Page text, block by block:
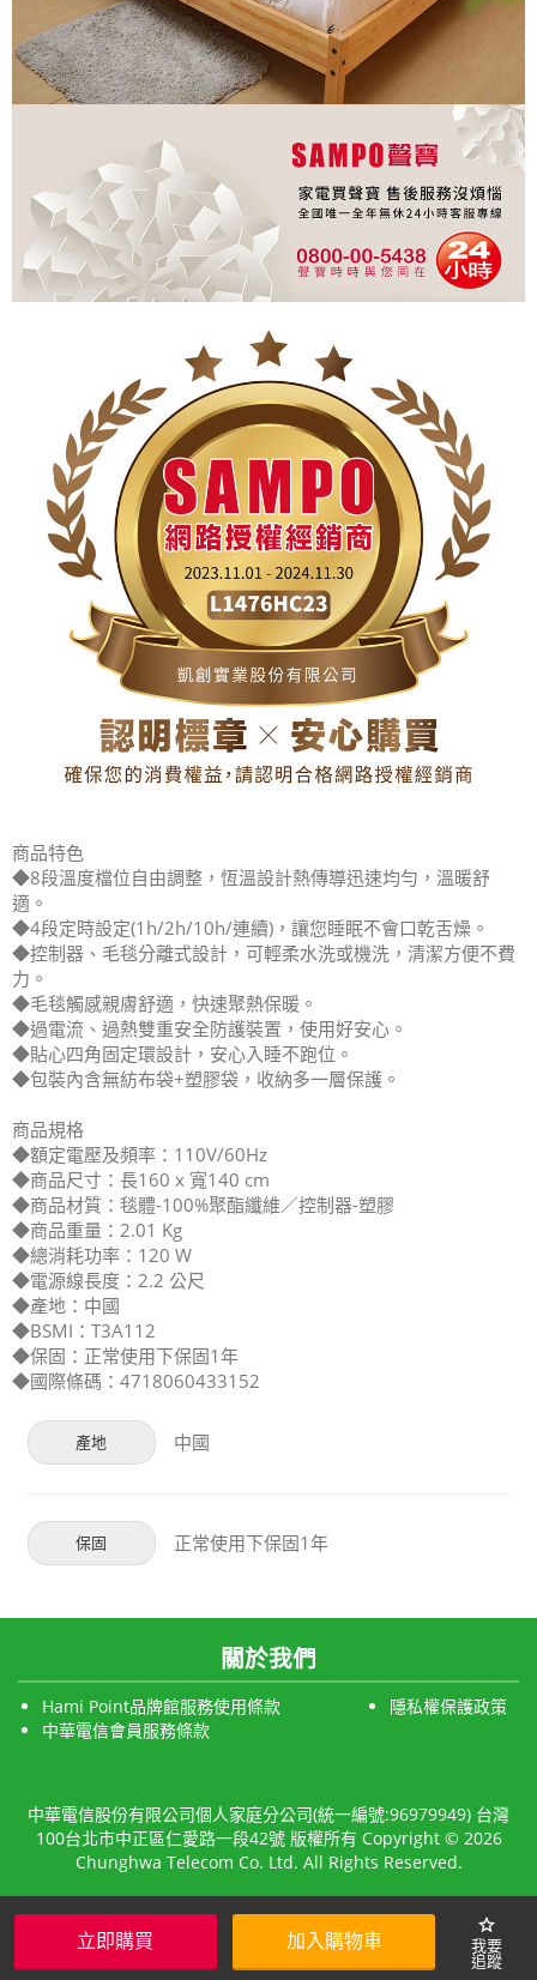
立即購買 加入購物車
star
商品特色
◆8段溫度檔位自由調整，恆溫設計熱傳導迅速均勻，溫暖舒
適。
◆4段定時設定(1h/2h/10h/連續)，讓您睡眠不會口乾舌燥。
◆控制器、毛毯分離式設計，可輕柔水洗或機洗，清潔方便不費
力。
◆毛毯觸感親膚舒適，快速聚熱保暖。
◆過電流、過熱雙重安全防護裝置，使用好安心。
◆貼心四角固定環設計，安心入睡不跑位。
◆包裝內含無紡布袋+塑膠袋，收納多一層保護。
商品規格
◆額定電壓及頻率：110V/60Hz
◆商品尺寸：長160 x 寬140 cm
◆商品材質：毯體-100%聚酯纖維／控制器-塑膠
◆商品重量：2.01 Kg
◆總消耗功率：120 W
◆電源線長度：2.2 公尺
◆產地：中國
◆BSMI：T3A112
◆保固：正常使用下保固1年
◆國際條碼：4718060433152
產地 中國
保固 正常使用下保固1年
關於我們
Hami Point品牌館服務使用條款
隱私權保護政策
中華電信會員服務條款
中華電信股份有限公司個人家庭分公司(統一編號:96979949) 台灣
100台北市中正區仁愛路一段42號 版權所有 Copyright © 2026
Chunghwa Telecom Co. Ltd. All Rights Reserved.